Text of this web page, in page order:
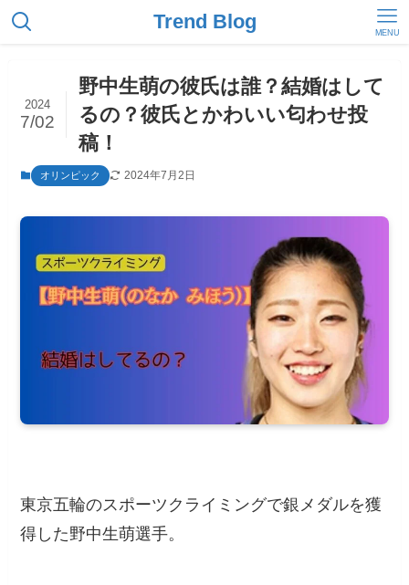
Trend Blog MENU
野中生萌の彼氏は誰？結婚はして
るの？彼氏とかわいい匂わせ投
稿！
2024
7/02
オリンピック 2024年7月2日
東京五輪のスポーツクライミングで銀メダルを獲
得した野中生萌選手。